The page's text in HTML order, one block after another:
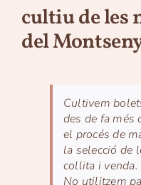
cultiu de les
del
Cultivem
des de fa més
el procés de
la selecció de
collita i venda.
No utilitzem